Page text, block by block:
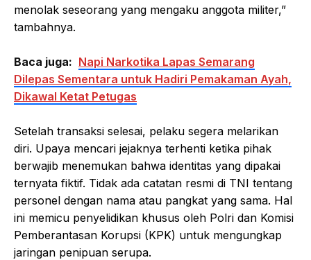
menolak seseorang yang mengaku anggota militer,”
tambahnya.
Baca juga: Napi Narkotika Lapas Semarang
Dilepas Sementara untuk Hadiri Pemakaman Ayah,
Dikawal Ketat Petugas
Setelah transaksi selesai, pelaku segera melarikan
diri. Upaya mencari jejaknya terhenti ketika pihak
berwajib menemukan bahwa identitas yang dipakai
ternyata fiktif. Tidak ada catatan resmi di TNI tentang
personel dengan nama atau pangkat yang sama. Hal
ini memicu penyelidikan khusus oleh Polri dan Komisi
Pemberantasan Korupsi (KPK) untuk mengungkap
jaringan penipuan serupa.